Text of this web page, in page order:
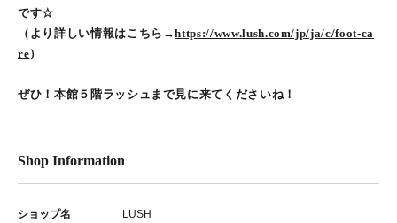
です☆
（より詳しい情報はこちら→https://www.lush.com/jp/ja/c/foot-ca
re）
ぜひ！本館５階ラッシュまで見に来てくださいね！
Shop Information
ショップ名 LUSH